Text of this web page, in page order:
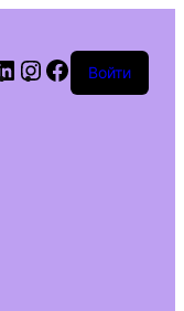
LinkedInInstagram
Facebook
Войти